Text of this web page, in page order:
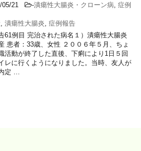
05/21 -潰瘍性大腸炎・クローン病 症例
潰瘍性大腸炎 症例報告
61例目 完治された病名１）潰瘍性大腸炎
患者：33歳、女性 ２００６年５月、ちょ
活動が終了した直後、下痢により1日５回
レに行くようになりました。当時、友人が
定 …